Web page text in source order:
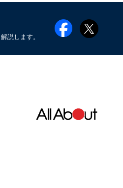
説します。